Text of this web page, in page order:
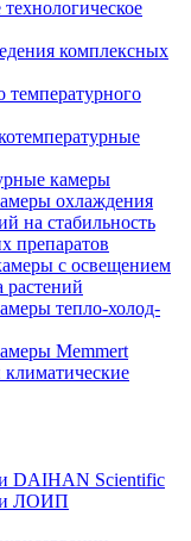
комплексных
камеры
охлаждения
на стабильность
препаратов
с освещением
растений
тепло-холод-
Memmert
DAIHAN Scientific
ЛОИП